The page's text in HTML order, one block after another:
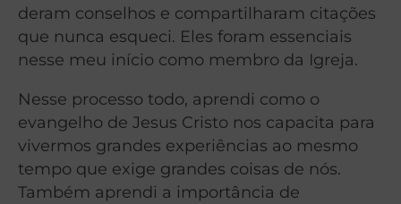
deram conselhos e compartilharam citações
que nunca esqueci. Eles foram essenciais
nesse meu início como membro da Igreja.
Nesse processo todo, aprendi como o
evangelho de Jesus Cristo nos capacita para
vivermos grandes experiências ao mesmo
tempo que exige grandes coisas de nós.
Também aprendi a importância de